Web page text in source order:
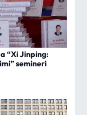
“Xi Jinping:
semineri